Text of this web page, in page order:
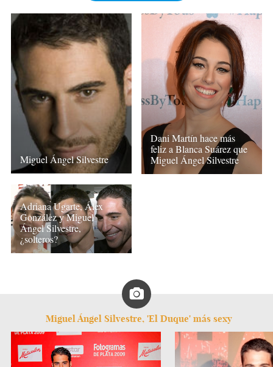
Miguel Ángel Silvestre
Dani Martín hace más
feliz a Blanca Suárez que
Miguel Ángel Silvestre
Adriana Ugarte, Álex
González y Miguel
Ángel Silvestre,
¿solteros?
Miguel Ángel Silvestre, 'El Duque' más sexy